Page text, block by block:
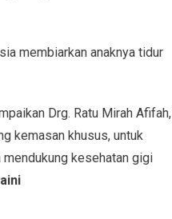
membiarkan anaknya tidur
Drg. Ratu Mirah Afifah,
kemasan khusus, untuk
kesehatan gigi